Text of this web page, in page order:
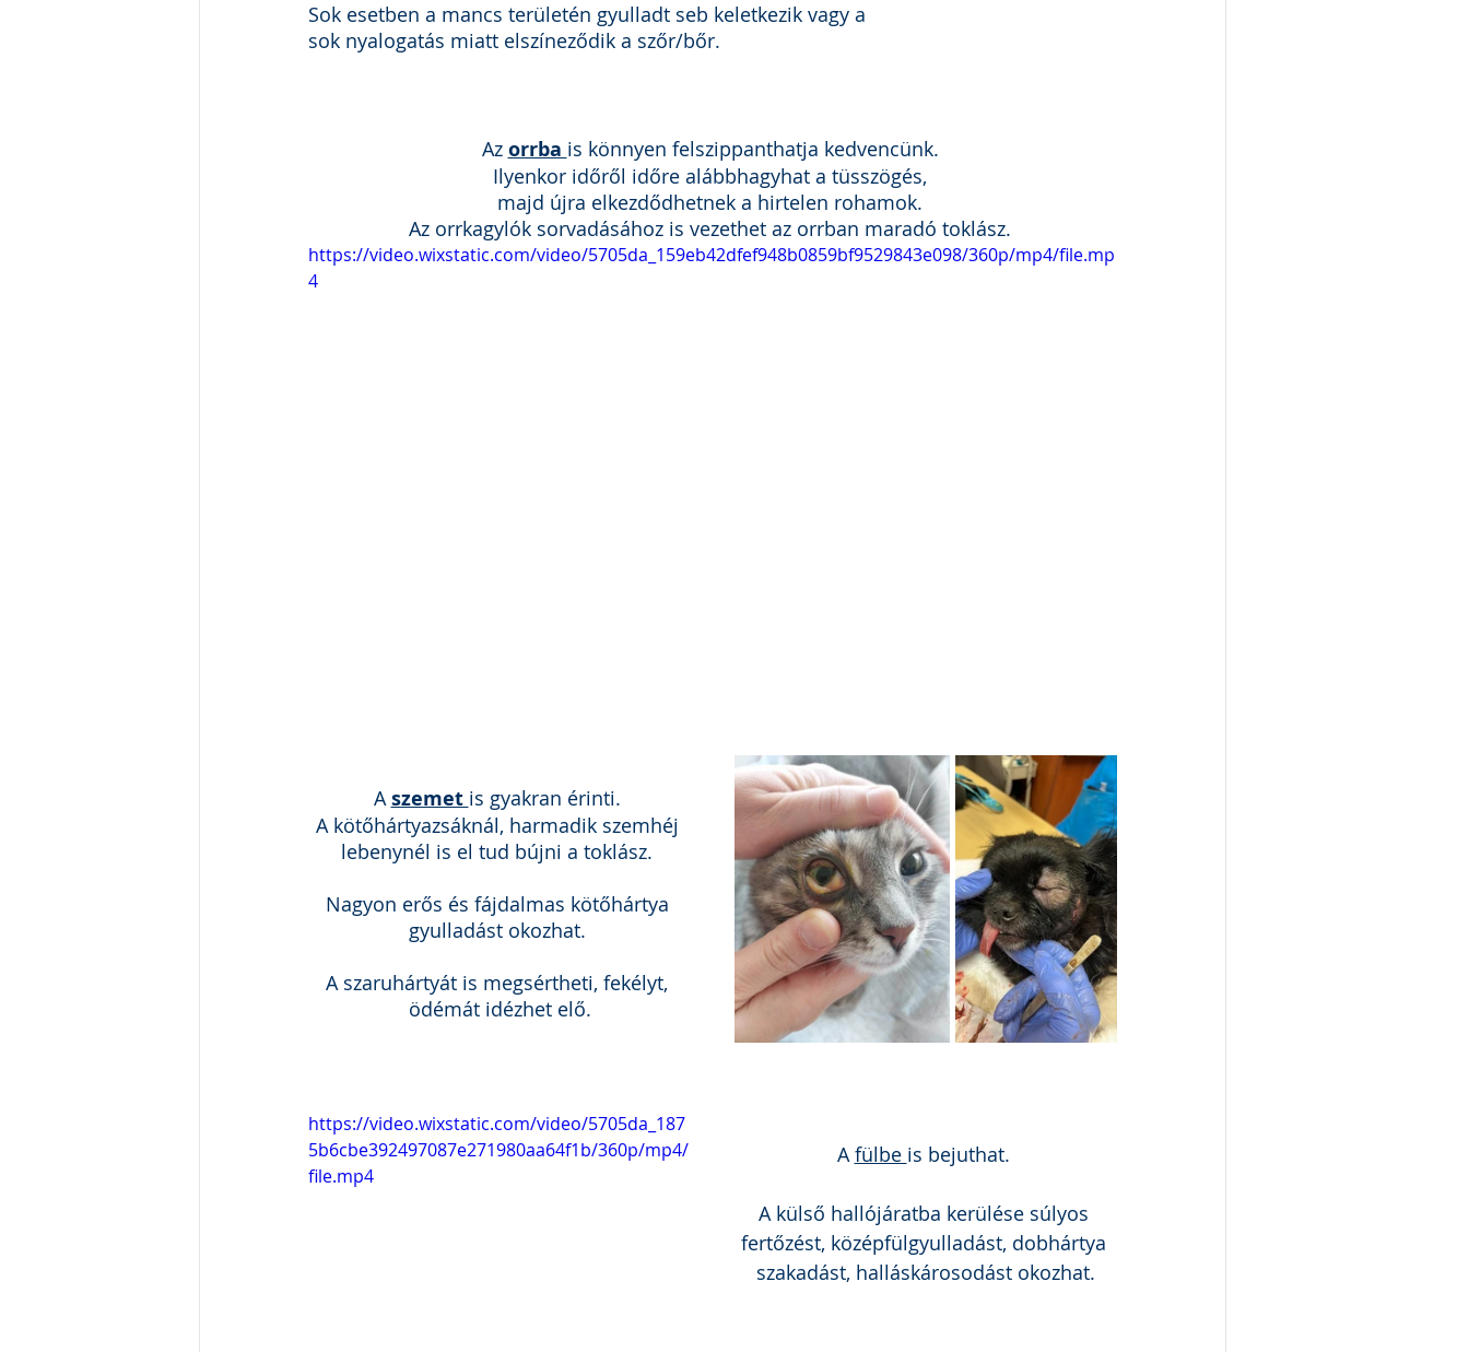
Sok esetben a mancs területén gyulladt seb keletkezik vagy a
sok nyalogatás miatt elszíneződik a szőr/bőr.
Az orrba is könnyen felszippanthatja kedvencünk.
Ilyenkor időről időre alábbhagyhat a tüsszögés,
majd újra elkezdődhetnek a hirtelen rohamok.
Az orrkagylók sorvadásához is vezethet az orrban maradó toklász.
https://video.wixstatic.com/video/5705da_159eb42dfef948b0859bf9529843e098/360p/mp4/file.mp
4
A szemet is gyakran érinti.
A kötőhártyazsáknál, harmadik szemhéj
lebenynél is el tud bújni a toklász.
Nagyon erős és fájdalmas kötőhártya
gyulladást okozhat.
A szaruhártyát is megsértheti, fekélyt,
ödémát idézhet elő.
https://video.wixstatic.com/video/5705da_187
5b6cbe392497087e271980aa64f1b/360p/mp4/
file.mp4
A fülbe is bejuthat.
A külső hallójáratba kerülése súlyos
fertőzést, középfülgyulladást, dobhártya
szakadást, halláskárosodást okozhat.